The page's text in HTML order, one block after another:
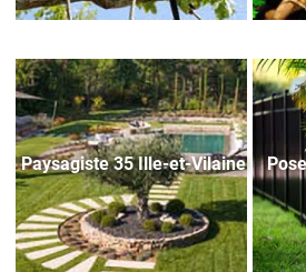
Paysagiste 35 Ille-et-Vilaine